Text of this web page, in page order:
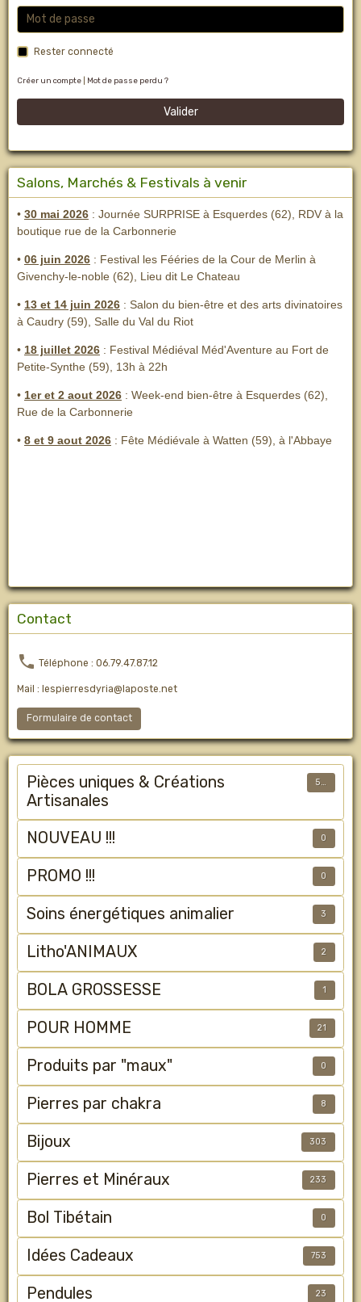
Rester connecté
Créer un compte Mot de passe perdu ?
Valider
Salons, Marchés & Festivals à venir
• 30 mai 2026 : Journée SURPRISE à Esquerdes (62), RDV à la
boutique rue de la Carbonnerie
• 06 juin 2026 : Festival les Fééries de la Cour de Merlin à
Givenchy-le-noble (62), Lieu dit Le Chateau
• 13 et 14 juin 2026 : Salon du bien-être et des arts divinatoires
à Caudry (59), Salle du Val du Riot
• 18 juillet 2026 : Festival Médiéval Méd'Aventure au Fort de
Petite-Synthe (59), 13h à 22h
• 1er et 2 aout 2026 : Week-end bien-être à Esquerdes (62),
Rue de la Carbonnerie
• 8 et 9 aout 2026 : Fête Médiévale à Watten (59), à l'Abbaye
Contact
Téléphone : 06.79.47.87.12
Mail : lespierresdyria@laposte.net
Formulaire de contact
Pièces uniques & Créations
Artisanales
50
NOUVEAU !!! 0
PROMO !!! 0
Soins énergétiques animalier 3
Litho'ANIMAUX 2
BOLA GROSSESSE 1
POUR HOMME 21
Produits par "maux" 0
Pierres par chakra 8
Bijoux 303
Pierres et Minéraux 233
Bol Tibétain 0
Idées Cadeaux 753
Pendules 23